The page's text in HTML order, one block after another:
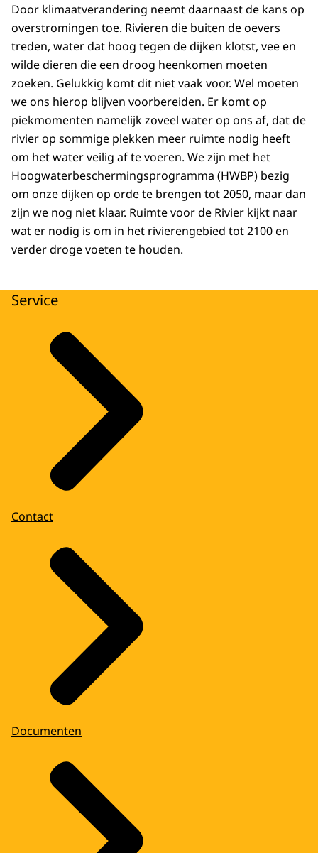
Door klimaatverandering neemt daarnaast de kans op
overstromingen toe. Rivieren die buiten de oevers
treden, water dat hoog tegen de dijken klotst, vee en
wilde dieren die een droog heenkomen moeten
zoeken. Gelukkig komt dit niet vaak voor. Wel moeten
we ons hierop blijven voorbereiden. Er komt op
piekmomenten namelijk zoveel water op ons af, dat de
rivier op sommige plekken meer ruimte nodig heeft
om het water veilig af te voeren. We zijn met het
Hoogwaterbeschermingsprogramma (HWBP) bezig
om onze dijken op orde te brengen tot 2050, maar dan
zijn we nog niet klaar. Ruimte voor de Rivier kijkt naar
wat er nodig is om in het rivierengebied tot 2100 en
verder droge voeten te houden.
Service
Contact
Documenten